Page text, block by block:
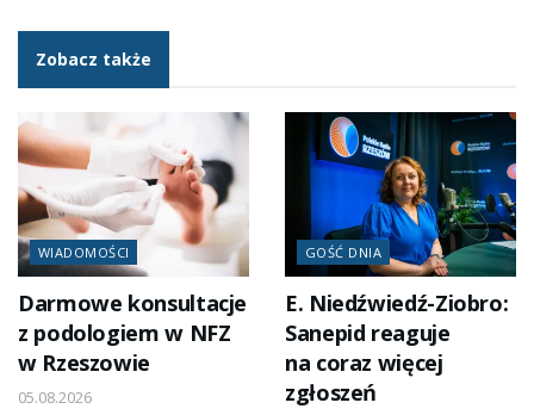
Zobacz także
WIADOMOŚCI
Darmowe konsultacje
z podologiem w NFZ
w Rzeszowie
05.08.2026
GOŚĆ DNIA
E. Niedźwiedź-Ziobro:
Sanepid reaguje
na coraz więcej
zgłoszeń